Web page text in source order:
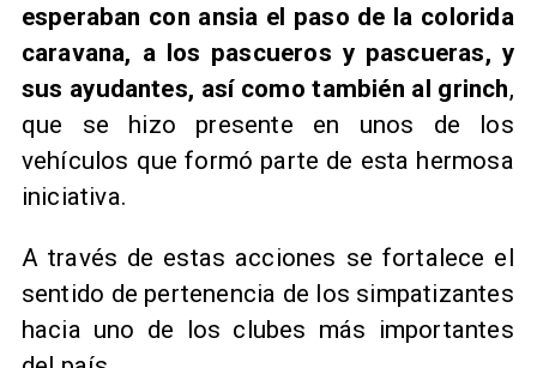
esperaban con ansia el paso de la colorida
caravana, a los pascueros y pascueras, y
sus ayudantes, así como también al grinch,
que se hizo presente en unos de los
vehículos que formó parte de esta hermosa
iniciativa.
A través de estas acciones se fortalece el
sentido de pertenencia de los simpatizantes
hacia uno de los clubes más importantes